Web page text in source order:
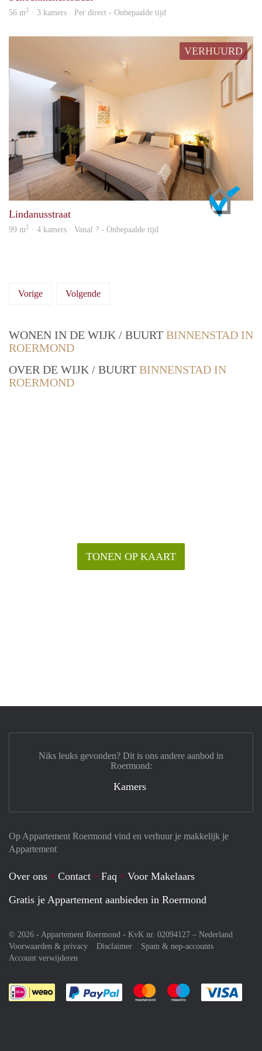
56 m2 · 3 kamers · Per direct - Onbepaalde tijd
VERHUURD
Lindanusstraat
99 m2 · 4 kamers · Vanaf ? - Onbepaalde tijd
Vorige Volgende
WONEN IN DE WIJK / BUURT BINNENSTAD IN
ROERMOND
OVER DE WIJK / BUURT BINNENSTAD IN
ROERMOND
TONEN OP KAART
Op Appartement Roermond vind en verhuur je makkelijk je
Appartement
Over ons Contact Faq
Voor Makelaars
Gratis je Appartement aanbieden in Roermond
© 2026 - Appartement Roermond - KvK nr. 02094127 – Nederland
Voorwaarden & privacy
Disclaimer
Spam & nep-accounts
Account verwijderen
Je rekent gemakkelijk af met Paypal
Je rekent gemakkelijk af met
Je rekent
Niks leuks gevonden? Dit is ons andere aanbod in
Roermond:
Kamers